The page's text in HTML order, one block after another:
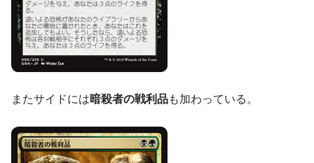
またサイドには暗殺者の戦利品も加わっている。